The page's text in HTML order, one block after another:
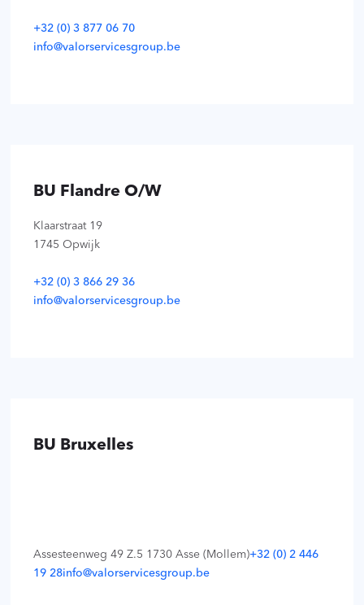
+32 (0) 3 877 06 70
info@valorservicesgroup.be
BU Flandre O/W
Klaarstraat 19
1745 Opwijk
+32 (0) 3 866 29 36
info@valorservicesgroup.be
BU Bruxelles
Assesteenweg 49 Z.5 1730 Asse (Mollem)+32 (0) 2 446
19 28info@valorservicesgroup.be